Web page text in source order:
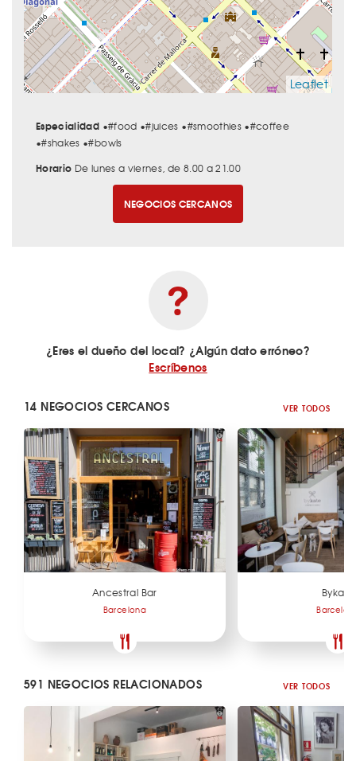
Leaflet
Especialidad •#food •#juices •#smoothies •#coffee
•#shakes •#bowls
Horario De lunes a viernes, de 8.00 a 21.00
NEGOCIOS CERCANOS
¿Eres el dueño del local? ¿Algún dato erróneo?
Escríbenos
14 NEGOCIOS CERCANOS VER TODOS
Ancestral Bar
Barcelona
Bykate
591 NEGOCIOS RELACIONADOS VER TODOS